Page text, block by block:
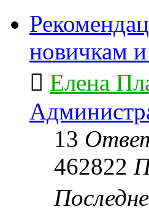
новичкам
Елена
13
462822